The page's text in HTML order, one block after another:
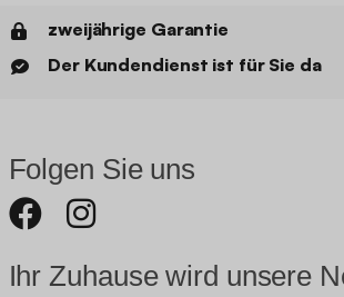
zweijährige Garantie
Der Kundendienst ist für Sie da
Folgen Sie uns
Ihr Zuhause wird unsere